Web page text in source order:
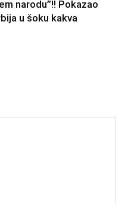
narodu”!! Pokazao
u šoku kakva